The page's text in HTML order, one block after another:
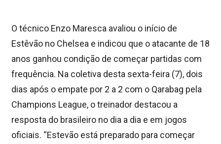
O técnico Enzo Maresca avaliou o início de
Estêvão no Chelsea e indicou que o atacante de 18
anos ganhou condição de começar partidas com
frequência. Na coletiva desta sexta-feira (7), dois
dias após o empate por 2 a 2 com o Qarabag pela
Champions League, o treinador destacou a
resposta do brasileiro no dia a dia e em jogos
oficiais. “Estevão está preparado para começar